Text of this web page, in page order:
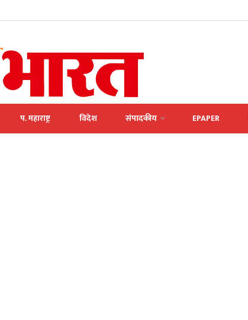
प. महाराष्ट्र विदेश संपादकीय EPAPER